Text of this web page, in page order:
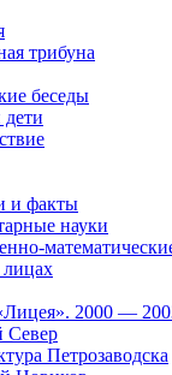
трибуна
беседы
и факты
науки
2000 —
Север
Петрозаводска